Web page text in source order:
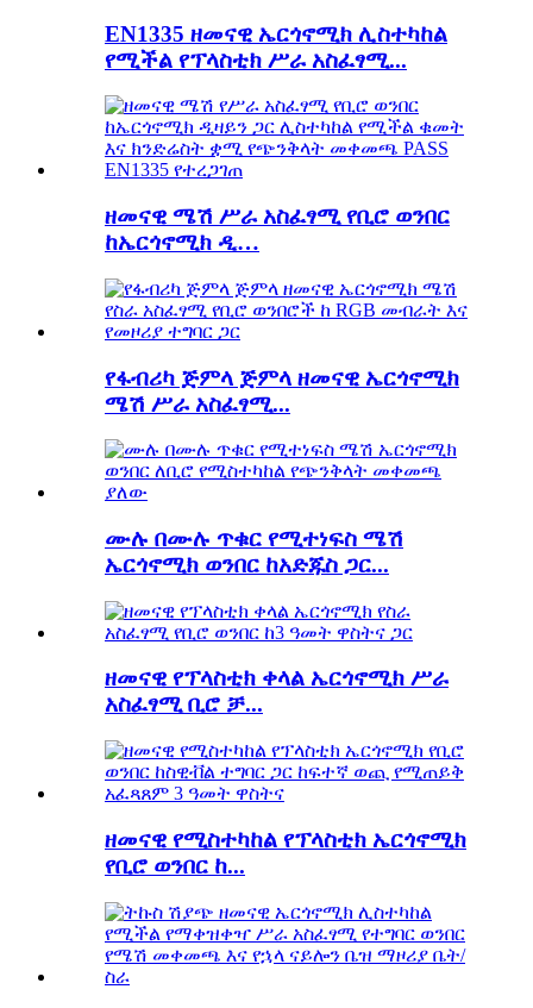
EN1335 ዘመናዊ ኤርጎኖሚክ ሊስተካከል
የሚችል የፕላስቲክ ሥራ አስፈፃሚ...
ዘመናዊ ሜሽ ሥራ አስፈፃሚ የቢሮ ወንበር
ከኤርጎኖሚክ ዲ…
የፋብሪካ ጅምላ ጅምላ ዘመናዊ ኤርጎኖሚክ
ሜሽ ሥራ አስፈፃሚ...
ሙሉ በሙሉ ጥቁር የሚተነፍስ ሜሽ
ኤርጎኖሚክ ወንበር ከአድጁስ ጋር...
ዘመናዊ የፕላስቲክ ቀላል ኤርጎኖሚክ ሥራ
አስፈፃሚ ቢሮ ቻ...
ዘመናዊ የሚስተካከል የፕላስቲክ ኤርጎኖሚክ
የቢሮ ወንበር ከ...